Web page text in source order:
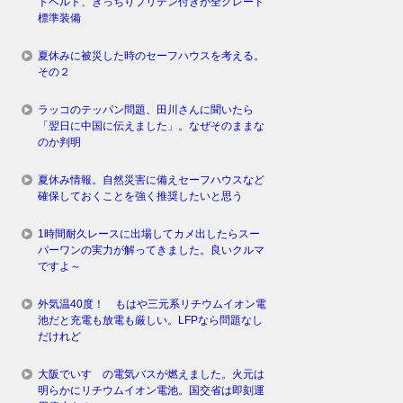
標準装備
夏休みに被災した時のセーフハウスを考える。
その２
ラッコのテッパン問題、田川さんに聞いたら
「翌日に中国に伝えました」。なぜそのままな
のか判明
夏休み情報。自然災害に備えセーフハウスなど
確保しておくことを強く推奨したいと思う
1時間耐久レースに出場してカメ出したらスー
パーワンの実力が解ってきました。良いクルマ
ですよ～
外気温40度！ もはや三元系リチウムイオン電
池だと充電も放電も厳しい。LFPなら問題なし
だけれど
大阪でいすゞの電気バスが燃えました。火元は
明らかにリチウムイオン電池。国交省は即刻運